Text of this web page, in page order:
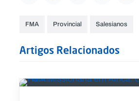
FMA Provincial Salesianos
Artigos Relacionados